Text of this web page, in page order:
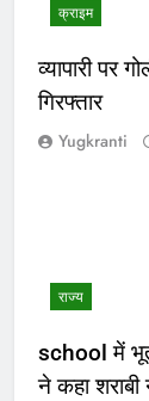
क्राइम
व्यापारी पर
गिरफ्तार
Yugkranti
राज्य
school में भूत
ने कहा